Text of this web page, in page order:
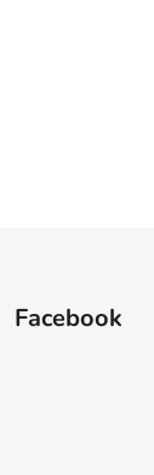
Facebook